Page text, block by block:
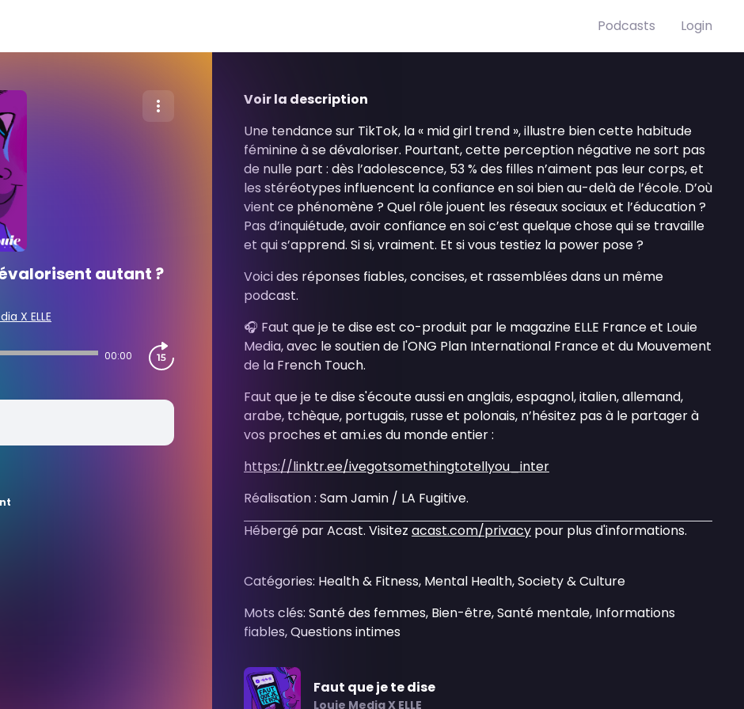
Podcasts Login
autant ?
X ELLE
00:00
Voir la description
Une tendance sur TikTok, la « mid girl trend », illustre bien cette habitude
féminine à se dévaloriser. Pourtant, cette perception négative ne sort pas
de nulle part : dès l’adolescence, 53 % des filles n’aiment pas leur corps, et
les stéréotypes influencent la confiance en soi bien au-delà de l’école. D’où
vient ce phénomène ? Quel rôle jouent les réseaux sociaux et l’éducation ?
Pas d’inquiétude, avoir confiance en soi c’est quelque chose qui se travaille
et qui s’apprend. Si si, vraiment. Et si vous testiez la power pose ?
Voici des réponses fiables, concises, et rassemblées dans un même
podcast.
🎧 Faut que je te dise est co-produit par le magazine ELLE France et Louie
Media, avec le soutien de l'ONG Plan International France et du Mouvement
de la French Touch.
Faut que je te dise s'écoute aussi en anglais, espagnol, italien, allemand,
arabe, tchèque, portugais, russe et polonais, n’hésitez pas à le partager à
vos proches et am.i.es du monde entier :
https://linktr.ee/ivegotsomethingtotellyou_inter
Réalisation : Sam Jamin / LA Fugitive.
Hébergé par Acast. Visitez acast.com/privacy pour plus d'informations.
Catégories: Health & Fitness, Mental Health, Society & Culture
Mots clés: Santé des femmes, Bien-être, Santé mentale, Informations
fiables, Questions intimes
Faut que je te dise
Louie Media X ELLE